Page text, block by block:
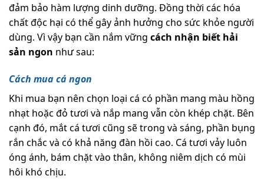
đảm bảo hàm lượng dinh dưỡng. Đồng thời các hóa
chất độc hại có thể gây ảnh hưởng cho sức khỏe người
dùng. Vì vậy bạn cần nắm vững cách nhận biết hải
sản ngon như sau:
Cách mua cá ngon
Khi mua bạn nên chọn loại cá có phần mang màu hồng
nhạt hoặc đỏ tươi và nắp mang vẫn còn khép chặt. Bên
cạnh đó, mắt cá tươi cũng sẽ trong và sáng, phần bụng
rắn chắc và có khả năng đàn hồi cao. Cá tươi vảy luôn
óng ánh, bám chặt vào thân, không niêm dịch có mùi
hôi khó chịu.